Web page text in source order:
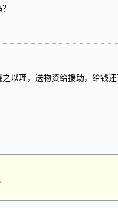
以理，送物资给援助，给钱